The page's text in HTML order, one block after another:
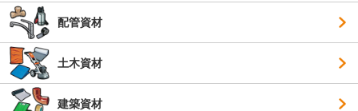
配管資材
土木資材
建築資材